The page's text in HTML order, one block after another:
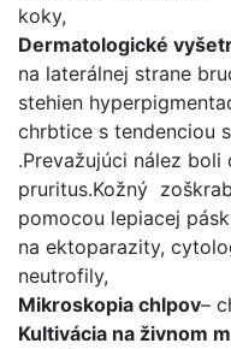
koky,
Dermatologické
na laterálnej strane
stehien
chrbtice s tendenciou
.Prevažujúci nález
pruritus.Kožný
pomocou lepiacej
na ektoparazity,
neutrofily,
Mikroskopia chlpov–
Kultivácia na živnom